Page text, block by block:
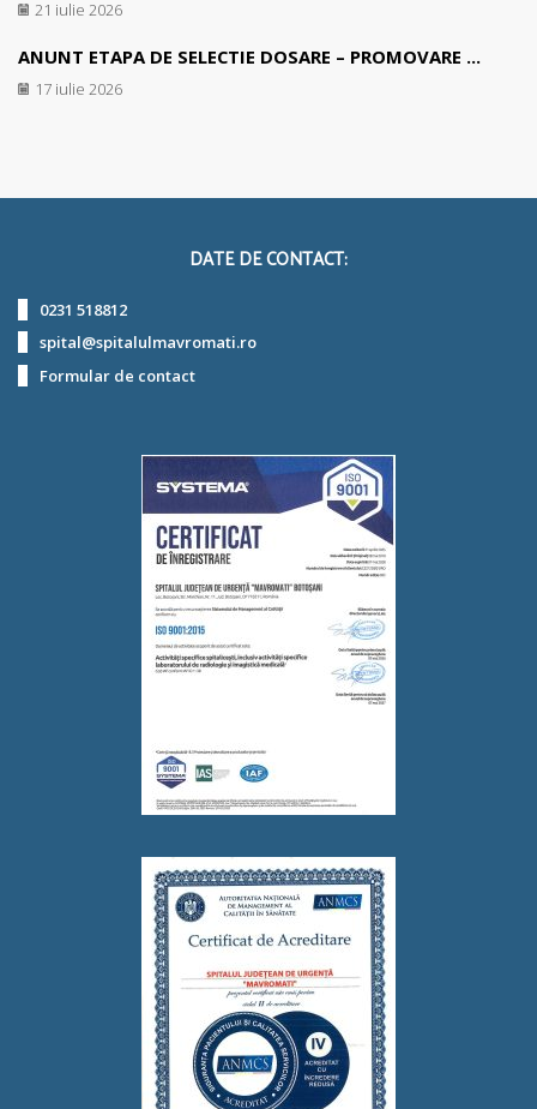
21 iulie 2026
ANUNT ETAPA DE SELECTIE DOSARE – PROMOVARE ...
17 iulie 2026
DATE DE CONTACT:
0231 518812
spital@spitalulmavromati.ro
Formular de contact